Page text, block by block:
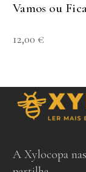
Vamos ou
12,00 €
A Xylocopa